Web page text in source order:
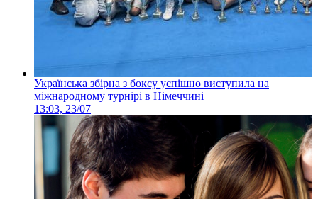
Українська збірна з боксу успішно виступила на
міжнародному турнірі в Німеччині
13:03, 23/07